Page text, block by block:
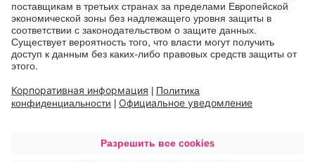
электронного оборудования для клиентов из Польши
Вторичная переработка отходов электротехнического и
электронного оборудования для клиентов из
Вторичная переработка отходов электротехнического и
электронного оборудования для клиентов из Швеции
Вторичная переработка отходов электротехнического и